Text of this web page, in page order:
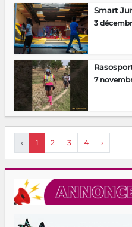
Smart
3
7
‹ 1 2 3 4 ›